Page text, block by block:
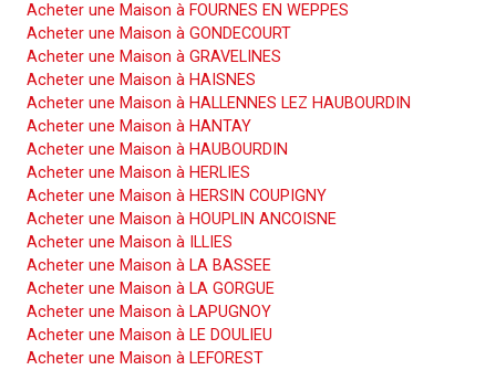
Acheter une Maison à FOURNES EN WEPPES
Acheter une Maison à GONDECOURT
Acheter une Maison à GRAVELINES
Acheter une Maison à HAISNES
Acheter une Maison à HALLENNES LEZ HAUBOURDIN
Acheter une Maison à HANTAY
Acheter une Maison à HAUBOURDIN
Acheter une Maison à HERLIES
Acheter une Maison à HERSIN COUPIGNY
Acheter une Maison à HOUPLIN ANCOISNE
Acheter une Maison à ILLIES
Acheter une Maison à LA BASSEE
Acheter une Maison à LA GORGUE
Acheter une Maison à LAPUGNOY
Acheter une Maison à LE DOULIEU
Acheter une Maison à LEFOREST